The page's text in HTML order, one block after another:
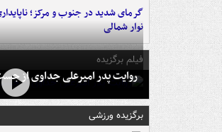
گرمای شدید در جنوب و مرکز؛
نوار شمالی
فیلم برگزیده
روایت پدر امیرعلی جداوی از
برگزیده ورزشی